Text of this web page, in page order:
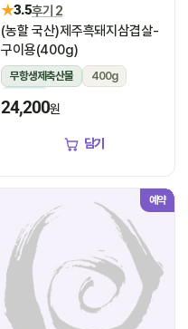
★3.5후기 2
(농할 국산)제주흑돼지삼겹살-
구이용(400g)
무항생제축산물
400g
24,200원
담기
예약